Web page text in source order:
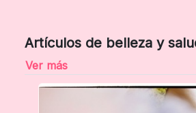
Artículos de belleza y
Ver más